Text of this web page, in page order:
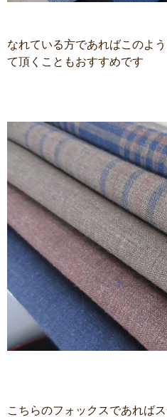
なれている方であればこのよ
て頂くこともおすすめです
こちらのフォックスであれば